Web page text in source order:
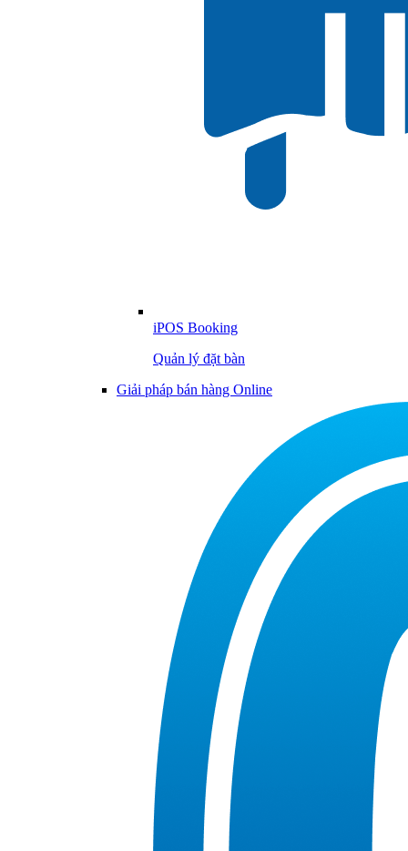
iPOS Booking
Quản lý đặt bàn
Giải pháp bán hàng Online